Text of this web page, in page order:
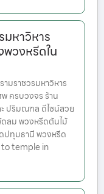
หาวิหาร
วงหรีดใน
มราชวรมหาวิหาร
ครบวงจร ร้าน
ปริมณฑล ดีไซน์สวย
ลม พวงหรีดต้นไม้
ปทุมธานี พวงหรีด
temple in